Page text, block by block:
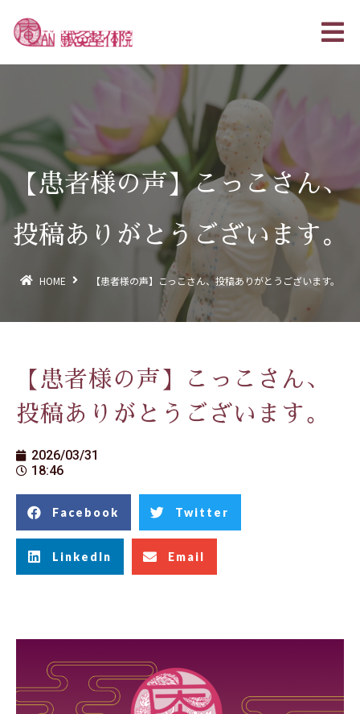
【患者様の声】こっこさん、
投稿ありがとうございます。
HOME 【患者様の声】こっこさん、投稿ありがとうございます。
【患者様の声】こっこさん、
投稿ありがとうございます。
2026/03/31
18:46
Facebook Twitter
LinkedIn Email